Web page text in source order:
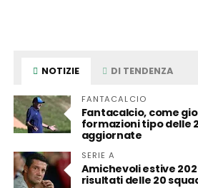
NOTIZIE DI TENDENZA
FANTACALCIO
Fantacalcio, come
formazioni tipo delle
aggiornate
SERIE A
Amichevoli estive
risultati delle 20